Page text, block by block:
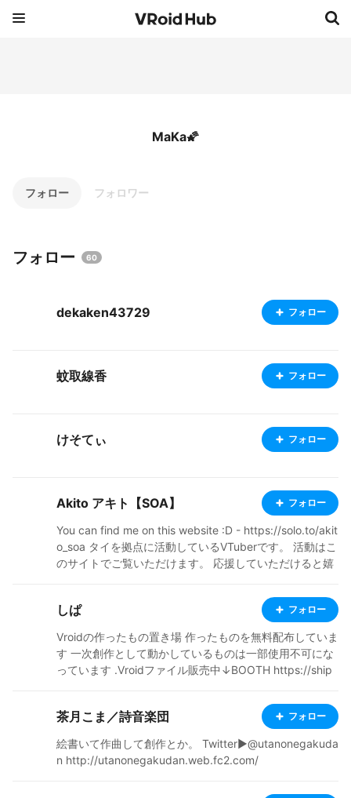
MaKa🌠
フォロー フォロワー
フォロー 60
dekaken43729 フォロー
蚊取線香 フォロー
けそてぃ フォロー
Akito アキト【SOA】 フォロー
You can find me on this website :D - https://solo.to/akit
o_soa タイを拠点に活動しているVTuberです。 活動はこ
のサイトでご覧いただけます。 応援していただけると嬉
ざいます！ タイ出身です。 日本の文化や美味しい食べ
物、アニメや音楽が大好きです。 VRoid Hubには、BOO
THなどで購入した衣装を使用して作成したモデルを投稿
しています。 利用規約は確認した上で使用しています。
まだ分からないことも多いですが、もし不適切な点があ
れば、優しく教えていただけると嬉しいです。 よろしく
しぱ フォロー
Vroidの作ったもの置き場 作ったものを無料配布していま
す 一次創作として動かしているものは一部使用不可にな
っています .Vroidファイル販売中↓BOOTH https://ship
茶月こま／詩音楽団 フォロー
絵書いて作曲して創作とか。 Twitter▶@utanonegakuda
n http://utanonegakudan.web.fc2.com/